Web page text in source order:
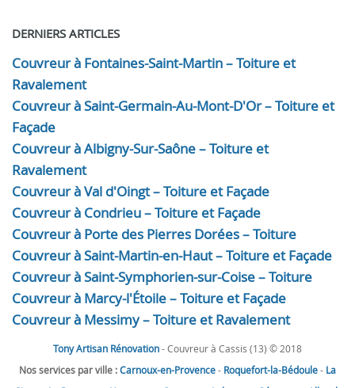
DERNIERS ARTICLES
Couvreur à Fontaines-Saint-Martin – Toiture et
Ravalement
Couvreur à Saint-Germain-Au-Mont-D'Or – Toiture et
Façade
Couvreur à Albigny-Sur-Saône – Toiture et
Ravalement
Couvreur à Val d'Oingt – Toiture et Façade
Couvreur à Condrieu – Toiture et Façade
Couvreur à Porte des Pierres Dorées – Toiture
Couvreur à Saint-Martin-en-Haut – Toiture et Façade
Couvreur à Saint-Symphorien-sur-Coise – Toiture
Couvreur à Marcy-l'Étoile – Toiture et Façade
Couvreur à Messimy – Toiture et Ravalement
Tony Artisan Rénovation- Couvreur à Cassis (13) © 2018
Nos services par ville :Carnoux-en-Provence- Roquefort-la-Bédoule- La